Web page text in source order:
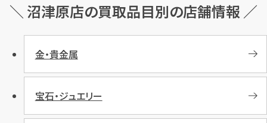
＼ 沼津原店の買取品目別の店舗情報 ／
金・貴金属
宝石・ジュエリー